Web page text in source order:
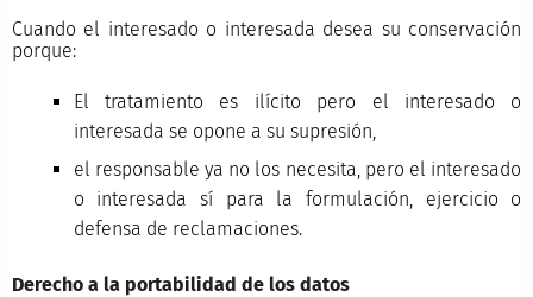
Cuando el interesado o interesada desea su conservación
porque:
El tratamiento es ilícito pero el interesado o
interesada se opone a su supresión,
el responsable ya no los necesita, pero el interesado
o interesada sí para la formulación, ejercicio o
defensa de reclamaciones.
Derecho a la portabilidad de los datos